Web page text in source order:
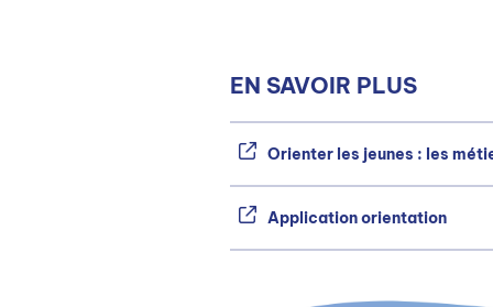
EN SAVOIR PLUS
Orienter les jeunes : les
Application orientation